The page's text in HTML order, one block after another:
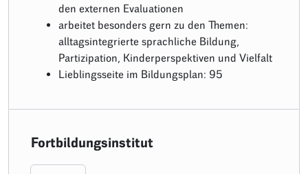
den externen Evaluationen
arbeitet besonders gern zu den Themen:
alltagsintegrierte sprachliche Bildung,
Partizipation, Kinderperspektiven und Vielfalt
Lieblingsseite im Bildungsplan: 95
Fortbildungsinstitut